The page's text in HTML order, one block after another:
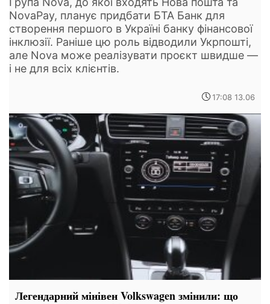
NovaPay, планує придбати БТА Банк для
створення першого в Україні банку фінансової
інклюзії. Раніше цю роль відводили Укрпошті,
але Nova може реалізувати проєкт швидше —
і не для всіх клієнтів.
17:08 13.06
Легендарний мінівен Volkswagen змінили: що